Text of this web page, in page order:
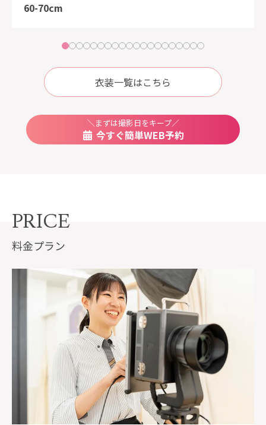
60-70cm
衣装一覧はこちら
＼まずは撮影日をキープ／
今すぐ簡単WEB予約
PRICE
料金プラン